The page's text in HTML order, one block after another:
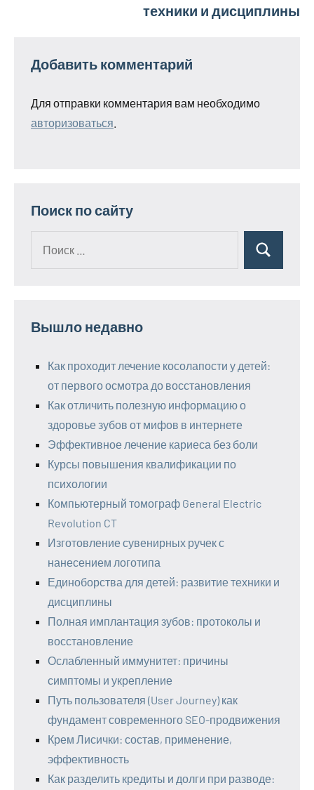
техники и дисциплины
Добавить комментарий
Для отправки комментария вам необходимо
авторизоваться
Поиск по сайту
Поиск
Вышло недавно
Как проходит лечение косолапости у детей:
от первого осмотра до восстановления
Как отличить полезную информацию о
здоровье зубов от мифов в интернете
Эффективное лечение кариеса без боли
Курсы повышения квалификации по
психологии
Компьютерный томограф General Electric
Revolution CT
Изготовление сувенирных ручек с
нанесением логотипа
Единоборства для детей: развитие техники и
дисциплины
Полная имплантация зубов: протоколы и
восстановление
Ослабленный иммунитет: причины
симптомы и укрепление
Путь пользователя (User Journey) как
фундамент современного SEO-продвижения
Крем Лисички: состав, применение,
эффективность
Как разделить кредиты и долги при разводе: